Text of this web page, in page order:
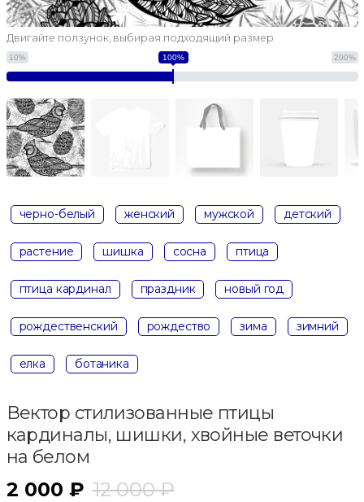
Двигайте ползунок, выбирая подходящий размер
10% 200%
100%
черно-белый женский мужской детский
растение шишка сосна птица
птица кардинал праздник новый год
рождественский рождество зима зимний
елка ботаника
Вектор стилизованные птицы
кардиналы, шишки, хвойные веточки
на белом
2 000 ₽ 12 000 ₽